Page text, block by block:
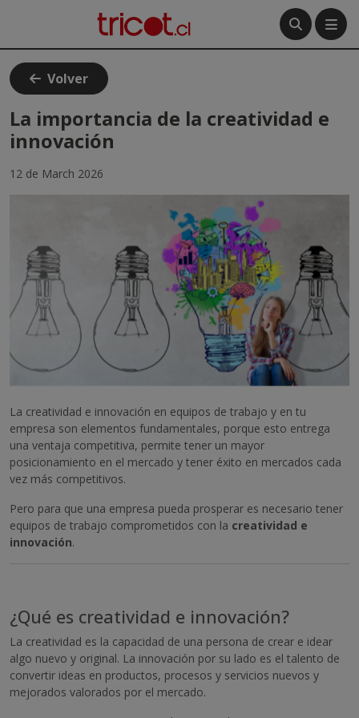
Volver
La importancia de la creatividad e
innovación
12 de March 2026
La creatividad e innovación en equipos de trabajo y en tu
empresa son elementos fundamentales, porque esto entrega
una ventaja competitiva, permite tener un mayor
posicionamiento en el mercado y tener éxito en mercados cada
vez más competitivos.
Pero para que una empresa pueda prosperar es necesario tener
equipos de trabajo comprometidos con la creatividad e
innovación.
¿Qué es creatividad e innovación?
La creatividad es la capacidad de una persona de crear e idear
algo nuevo y original. La innovación por su lado es el talento de
convertir ideas en productos, procesos y servicios nuevos y
mejorados valorados por el mercado.